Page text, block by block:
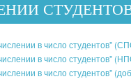
в число студентов"
в число студентов"
в число студентов"